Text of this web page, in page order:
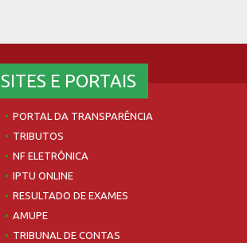
SITES E PORTAIS
PORTAL DA TRANSPARÊNCIA
TRIBUTOS
NF ELETRÔNICA
IPTU ONLINE
RESULTADO DE EXAMES
AMUPE
TRIBUNAL DE CONTAS